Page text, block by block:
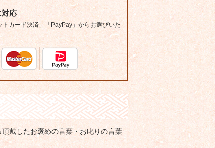
応
カード決済」「PayPay」からお選びいた
戴したお褒めの言葉・お叱りの言葉